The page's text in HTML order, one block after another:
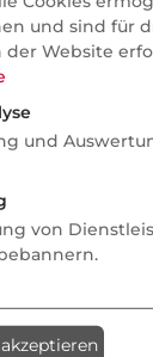
und sind für
der Website
und
von